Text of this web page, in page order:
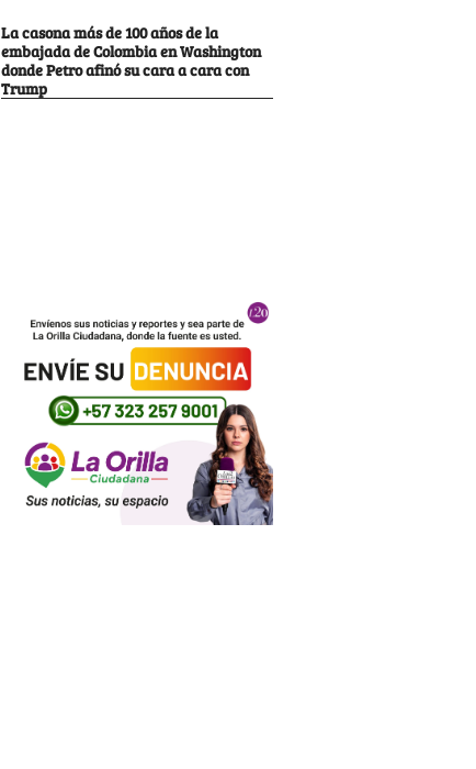
La casona más de 100 años de la
embajada de Colombia en Washington
donde Petro afinó su cara a cara con
Trump